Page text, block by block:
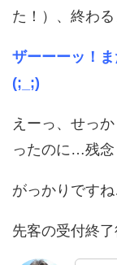
た！）、終わ
ザーーーッ！
(;_;)
えーっ、せっ
ったのに…残念
がっかりです
先客の受付終